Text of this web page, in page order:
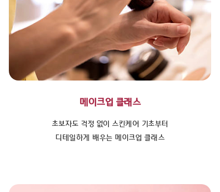
메이크업 클래스
초보자도 걱정 없이 스킨케어 기초부터
디테일하게 배우는 메이크업 클래스